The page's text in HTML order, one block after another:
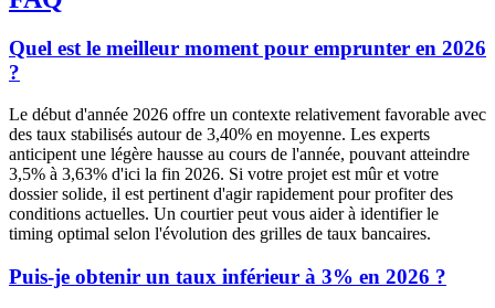
Quel est le meilleur moment pour emprunter en 2026
?
Le début d'année 2026 offre un contexte relativement favorable avec
des taux stabilisés autour de 3,40% en moyenne. Les experts
anticipent une légère hausse au cours de l'année, pouvant atteindre
3,5% à 3,63% d'ici la fin 2026. Si votre projet est mûr et votre
dossier solide, il est pertinent d'agir rapidement pour profiter des
conditions actuelles. Un courtier peut vous aider à identifier le
timing optimal selon l'évolution des grilles de taux bancaires.
Puis-je obtenir un taux inférieur à 3% en 2026 ?